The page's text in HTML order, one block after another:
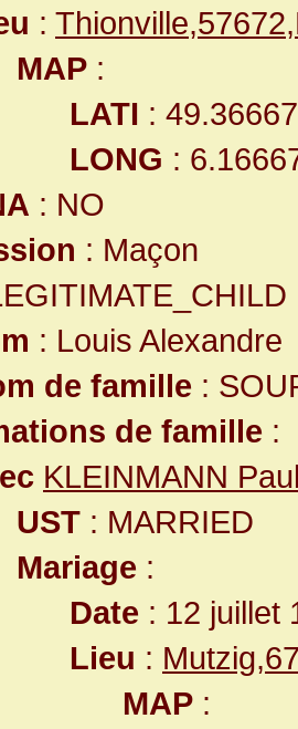
:
MAP :
LATI :
LONG :
: NO
: Maçon
: Louis Alexandre
de famille :
de famille :
KLEINMANN
UST : MARRIED
Mariage :
Date : 12 juillet
Lieu :
MAP :